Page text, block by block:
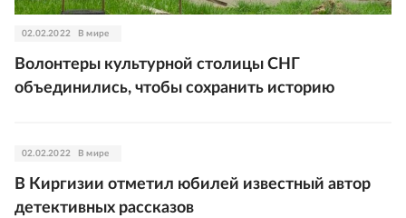
02.02.2022 В мире
Волонтеры культурной столицы СНГ
объединились, чтобы сохранить историю
02.02.2022 В мире
В Киргизии отметил юбилей известный автор
детективных рассказов